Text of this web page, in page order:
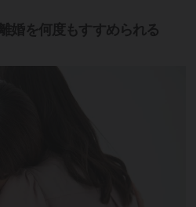
婚を何度もすすめられる